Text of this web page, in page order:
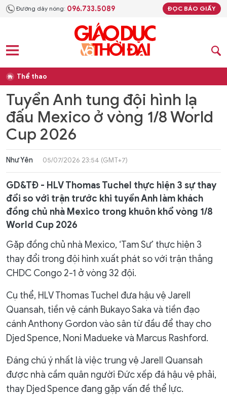
Đường dây nóng: 096.733.5089 ĐỌC BÁO GIẤY
Thể thao
Tuyển Anh tung đội hình lạ
đấu Mexico ở vòng 1/8 World
Cup 2026
Như Yên 05/07/2026 23:54 (GMT+7)
GD&TĐ - HLV Thomas Tuchel thực hiện 3 sự thay
đổi so với trận trước khi tuyển Anh làm khách
đồng chủ nhà Mexico trong khuôn khổ vòng 1/8
World Cup 2026
Gặp đồng chủ nhà Mexico, ‘Tam Sư’ thực hiện 3
thay đổi trong đội hình xuất phát so với trận thắng
CHDC Congo 2-1 ở vòng 32 đội.
Cụ thể, HLV Thomas Tuchel đưa hậu vệ Jarell
Quansah, tiền vệ cánh Bukayo Saka và tiền đạo
cánh Anthony Gordon vào sân từ đầu để thay cho
Djed Spence, Noni Madueke và Marcus Rashford.
Đáng chú ý nhất là việc trung vệ Jarell Quansah
được nhà cầm quân người Đức xếp đá hậu vệ phải,
thay Djed Spence đang gặp vấn đề thể lực.